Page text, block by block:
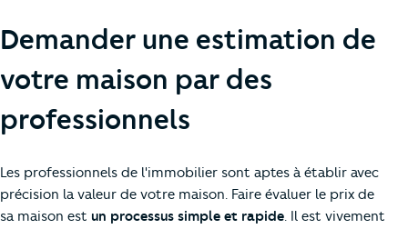
Demander une estimation de
votre maison par des
professionnels
Les professionnels de l'immobilier sont aptes à établir avec
précision la valeur de votre maison. Faire évaluer le prix de
sa maison est un processus simple et rapide. Il est vivement